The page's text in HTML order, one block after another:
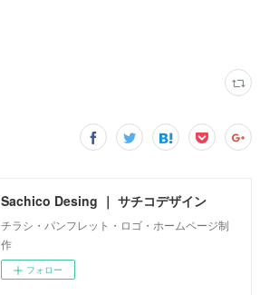
Sachico Desing ｜ サチコデザイン
チラシ・パンフレット・ロゴ・ホームページ制
作
フォロー